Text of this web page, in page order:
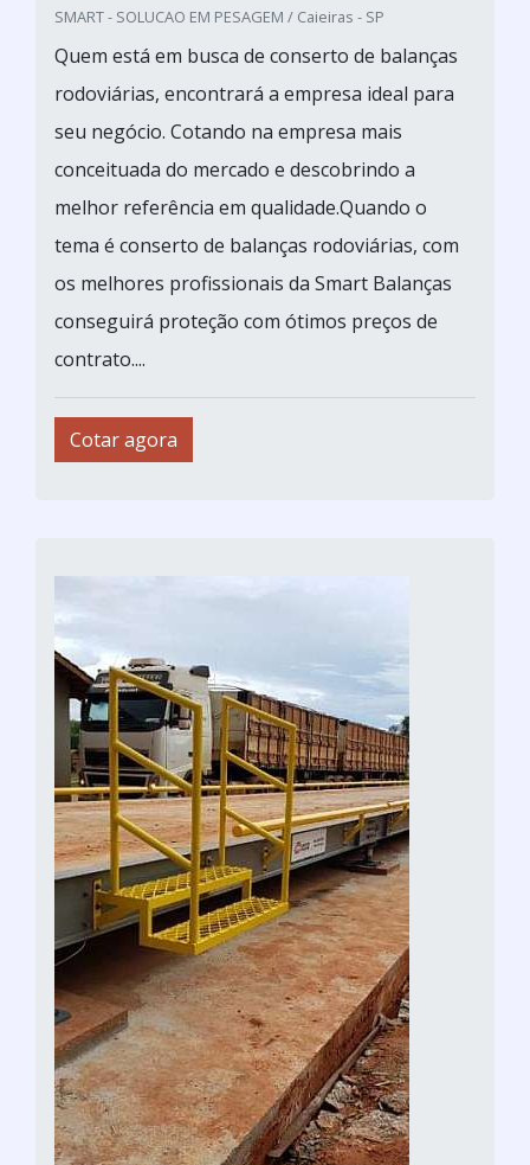
SMART - SOLUCAO EM PESAGEM / Caieiras - SP
Quem está em busca de conserto de balanças
rodoviárias, encontrará a empresa ideal para
seu negócio. Cotando na empresa mais
conceituada do mercado e descobrindo a
melhor referência em qualidade.Quando o
tema é conserto de balanças rodoviárias, com
os melhores profissionais da Smart Balanças
conseguirá proteção com ótimos preços de
contrato....
Cotar agora